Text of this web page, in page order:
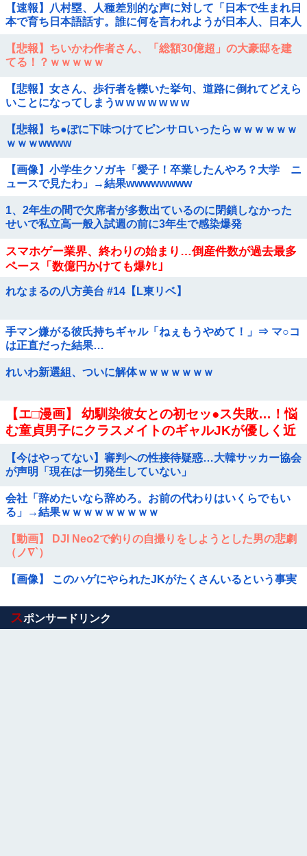
【速報】八村塁、人種差別的な声に対して「日本で生まれ日
本で育ち日本語話す。誰に何を言われようが日本人、日本人
【悲報】ちいかわ作者さん、「総額30億超」の大豪邸を建
てる！？ｗｗｗｗｗ
【悲報】女さん、歩行者を轢いた挙句、道路に倒れてどえら
いことになってしまうw w w w w w w
【悲報】ち●ぽに下味つけてピンサロいったらｗｗｗｗｗｗ
ｗｗｗwwww
【画像】小学生クソガキ「愛子！卒業したんやろ？大学 ニ
ュースで見たわ」→結果wwwwwwww
1、2年生の間で欠席者が多数出ているのに閉鎖しなかった
せいで私立高一般入試週の前に3年生で感染爆発
スマホゲー業界、終わりの始まり…倒産件数が過去最多
ペース「数億円かけても爆ﾀﾋ」
れなまるの八方美台 #14【L東リベ】
手マン嫌がる彼氏持ちギャル「ねぇもうやめて！」⇒ マ○コ
は正直だった結果…
れいわ新選組、ついに解体ｗｗｗｗｗｗｗ
【エ□漫画】 幼馴染彼女との初セッ●ス失敗…！悩
む童貞男子にクラスメイトのギャルJKが優しく近
【今はやってない】審判への性接待疑惑…大韓サッカー協会
が声明「現在は一切発生していない」
会社「辞めたいなら辞めろ。お前の代わりはいくらでもい
る」→結果ｗｗｗｗｗｗｗｗｗ
【動画】 DJI Neo2で釣りの自撮りをしようとした男の悲劇
（ノ∇`）
【画像】 このハゲにやられたJKがたくさんいるという事実
Powered by livedoor 相互RSS
スポンサードリンク